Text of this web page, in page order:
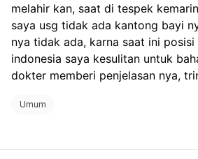
melahir kan, saat di tespek
saya usg tidak ada kantong bayi
nya tidak ada, karna saat ini
indonesia saya kesulitan untuk
dokter memberi penjelasan nya,
Umum